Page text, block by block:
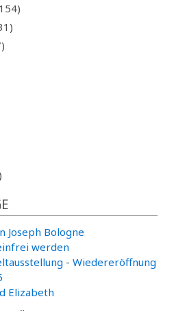
Joseph Bologne
werden
- Wiedereröffnung
Elizabeth